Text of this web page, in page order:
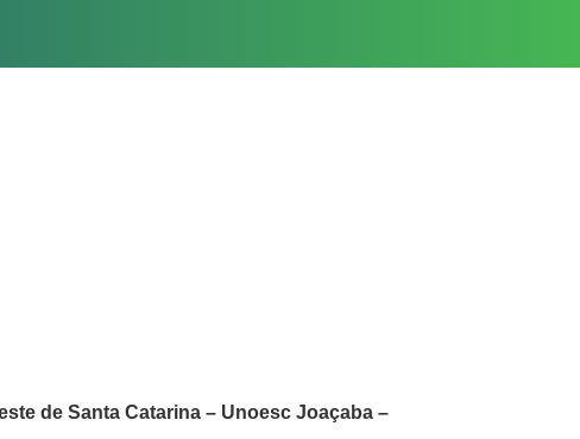
de Santa Catarina – Unoesc Joaçaba –